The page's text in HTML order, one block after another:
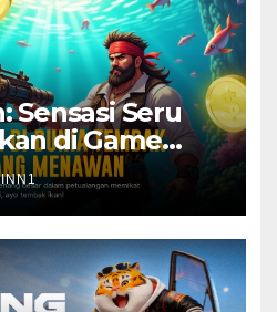
Sensasi Seru
di Game